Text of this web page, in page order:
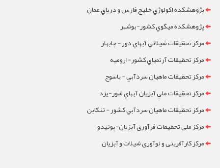
پژوهشکده اکولوژي خليج فارس و درياي عمان
پژوهشکده ميگوي کشور-بوشهر
مرکز تحقيقات شيلاتي آبهاي دور - چابهار
مرکز تحقيقات آرتمياي کشور-ارومیه
مرکز تحقيقات ماهيان سردآبي - ياسوج
مرکز تحقيقات ملي آبزيان آبهاي شور-یزد
مرکز تحقيقات ماهيان سردآبي کشور - تنکابن
مرکز ملی تحقیقات فرآوری آبزیان-یونیدو
مرکز کارآفرینی و نوآوری شیلات و آبزیان